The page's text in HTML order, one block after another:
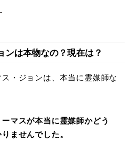
ンは本物なの？現在は？
・ジョンは、本当に霊媒師な
マスが本当に霊媒師かどう
ませんでした。